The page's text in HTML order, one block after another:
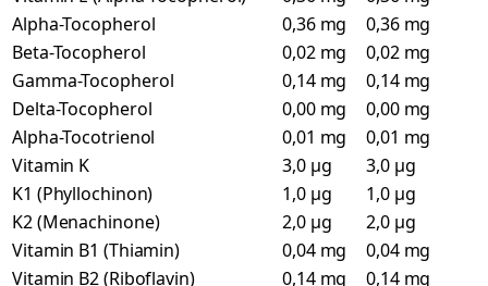
Alpha-Tocopherol
0,36 mg
0,36 mg
Beta-Tocopherol
0,02 mg
0,02 mg
Gamma-Tocopherol
0,14 mg
0,14 mg
Delta-Tocopherol
0,00 mg
0,00 mg
Alpha-Tocotrienol
0,01 mg
0,01 mg
Vitamin K
3,0 µg
3,0 µg
K1 (Phyllochinon)
1,0 µg
1,0 µg
K2 (Menachinone)
2,0 µg
2,0 µg
Vitamin B1 (Thiamin)
0,04 mg
0,04 mg
Vitamin B2 (Riboflavin)
0,14 mg
0,14 mg